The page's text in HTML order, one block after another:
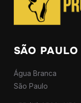
SÃO PAULO
Água Branca
São Paulo